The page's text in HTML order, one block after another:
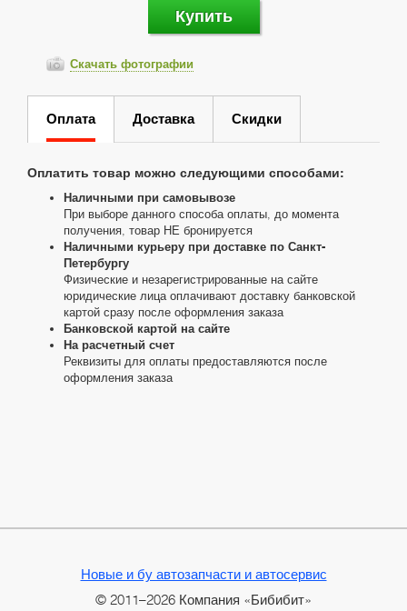
Купить
Скачать фотографии
Оплата Доставка Скидки
Оплатить товар можно следующими способами:
Наличными при самовывозе
При выборе данного способа оплаты, до момента
получения, товар НЕ бронируется
Наличными курьеру при доставке по Санкт-
Петербургу
Физические и незарегистрированные на сайте
юридические лица оплачивают доставку банковской
картой сразу после оформления заказа
Банковской картой на сайте
На расчетный счет
Реквизиты для оплаты предоставляются после
оформления заказа
Новые и бу автозапчасти и автосервис
© 2011–2026 Компания «Бибибит»